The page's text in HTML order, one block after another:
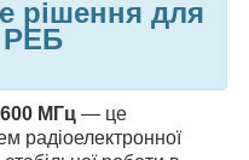
рішення для
РЕБ
МГц — це
радіоелектронної